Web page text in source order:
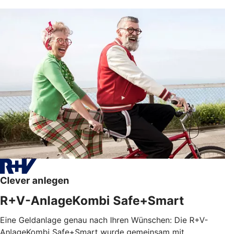
Clever anlegen
R+V-AnlageKombi Safe+Smart
Eine Geldanlage genau nach Ihren Wünschen: Die R+V-
AnlageKombi Safe+Smart wurde gemeinsam mit